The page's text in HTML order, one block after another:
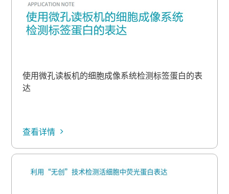
使用微孔读板机的细胞成像系统检测标签蛋白的表
达
查看详情